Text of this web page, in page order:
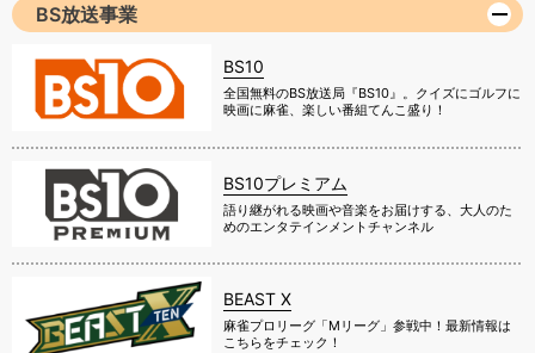
BS放送事業
BS10
全国無料のBS放送局『BS10』。クイズにゴルフに
映画に麻雀、楽しい番組てんこ盛り！
BS10プレミアム
語り継がれる映画や音楽をお届けする、大人のた
めのエンタテインメントチャンネル
BEAST X
麻雀プロリーグ「Mリーグ」参戦中！最新情報は
こちらをチェック！